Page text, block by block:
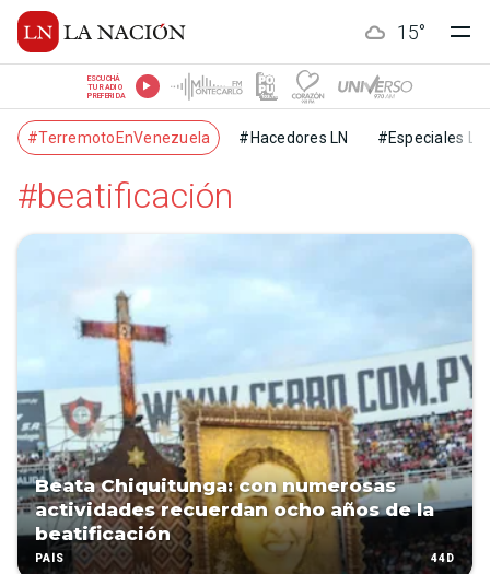
15°
ESCUCHÁ
TU RADIO
PREFERIDA
#TerremotoEnVenezuela #Hacedores LN #Especiales LN
#beatificación
Beata Chiquitunga: con numerosas
actividades recuerdan ocho años de la
beatificación
PAÍS 44D